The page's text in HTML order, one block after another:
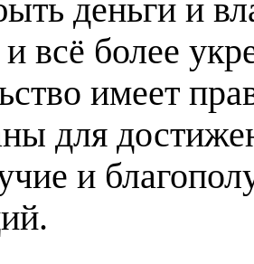
деньги и
всё более
имеет
для
и